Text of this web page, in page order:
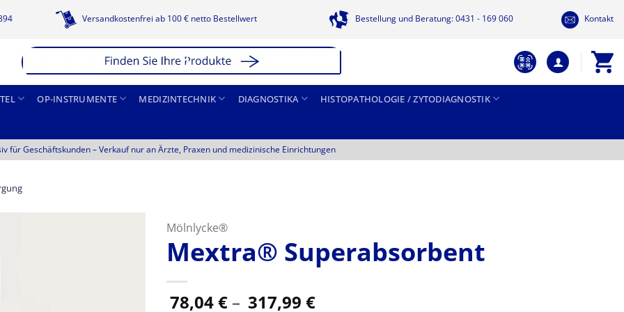
Versandkostenfrei ab 100 € netto Bestellwert Bestellung und Beratung: 0431 - 169 060 Kontakt
OP-INSTRUMENTE MEDIZINTECHNIK DIAGNOSTIKA HISTOPATHOLOGIE / ZYTODIAGNOSTIK
für Geschäftskunden –Verkauf nur an Ärzte, Praxen und medizinische Einrichtungen
Mölnlycke®
Mextra® Superabsorbent
78,04€ – 317,99 €Preisspanne: